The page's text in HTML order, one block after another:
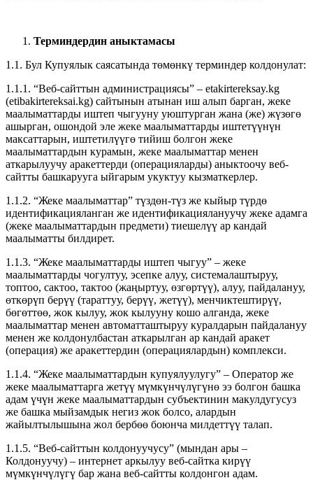
Терминдердин аныктамасы
1.1. Бул Купуялык саясатында төмөнкү терминдер колдонулат:
1.1.1. “Веб-сайттын администрациясы” – etakirtereksay.kg
(etibakirtereksai.kg) сайтынын атынан иш алып барган, жеке
маалыматтарды иштеп чыгууну уюштурган жана (же) жүзөгө
ашырган, ошондой эле жеке маалыматтарды иштетүүнүн
максаттарын, иштетилүүгө тийиш болгон жеке
маалыматтардын курамын, жеке маалыматтар менен
аткарылуучу аракеттерди (операцияларды) аныктоочу веб-
сайтты башкарууга ыйгарым укуктуу кызматкерлер.
1.1.2. “Жеке маалыматтар” түздөн-түз же кыйыр түрдө
идентификацияланган же идентификациялануучу жеке адамга
(жеке маалыматтардын предмети) тиешелүү ар кандай
маалыматты билдирет.
1.1.3. “Жеке маалыматтарды иштеп чыгуу” – жеке
маалыматтарды чогултуу, эсепке алуу, системалаштыруу,
топтоо, сактоо, тактоо (жаңыртуу, өзгөртүү), алуу, пайдалануу,
өткөрүп берүү (тараттуу, берүү, жетүү), менчиктештирүү,
бөгөттөө, жок кылуу, жок кылууну кошо алганда, жеке
маалыматтар менен автоматташтыруу куралдарын пайдалануу
менен же колдонулбастан аткарылган ар кандай аракет
(операция) же аракеттердин (операциялардын) комплекси.
1.1.4. “Жеке маалыматтардын купуялуулугу” – Оператор же
жеке маалыматтарга жетүү мүмкүнчүлүгүнө ээ болгон башка
адам үчүн жеке маалыматтардын субъектинин макулдугусуз
же башка мыйзамдык негиз жок болсо, алардын
жайылтылышына жол бербөө боюнча милдеттүү талап.
1.1.5. “Веб-сайттын колдонуучусу” (мындан ары –
Колдонуучу) – интернет аркылуу веб-сайтка кирүү
мүмкүнчүлүгү бар жана веб-сайтты колдонгон адам.